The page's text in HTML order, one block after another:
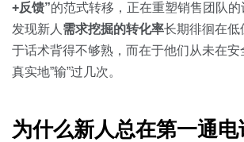
金融
按角色
销售人员
全部
白皮书
预约演示
+反馈”的范式转移，正在重塑销售团队
发现新人 需求挖掘的转化率长期徘徊在低
于话术背得不够熟，而在于他们从未在安
真实地”输”过几次。
为什么新人总在第一通